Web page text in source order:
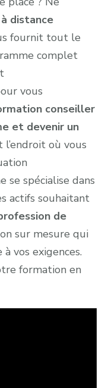
distance
fournit tout le
complet
vous
conseiller
et devenir un
l’endroit où vous
se spécialise dans
actifs souhaitant
de
sur mesure qui
vos exigences.
formation en